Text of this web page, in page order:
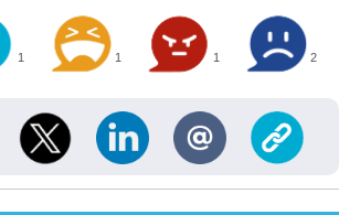
1 1 1 2